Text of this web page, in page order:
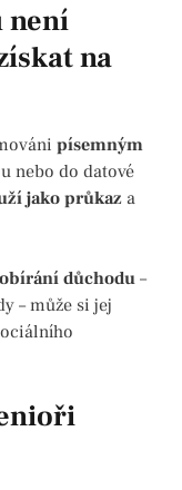
není
na
písemným
nebo do datové
jako průkaza
důchodu –
– může si jej